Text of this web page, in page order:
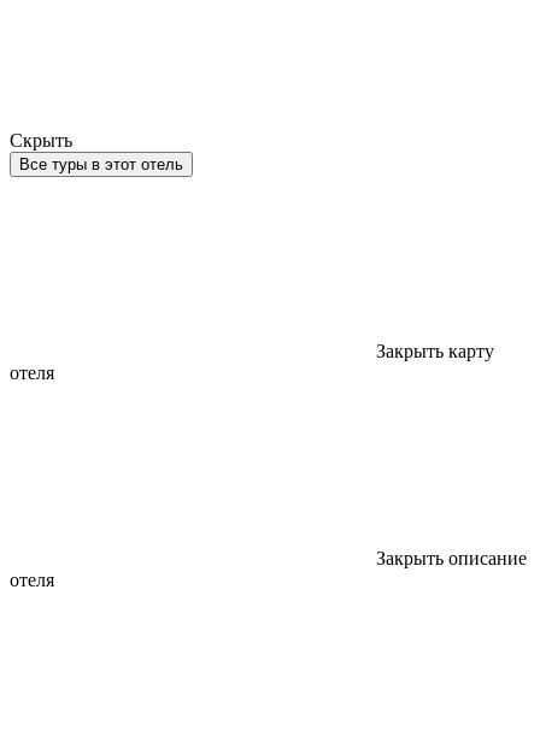
Скрыть
Все туры в этот отель
Закрыть карту
отеля
Закрыть описание
отеля